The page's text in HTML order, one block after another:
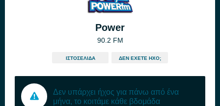
Power
90.2 FM
ΙΣΤΟΣΕΛΊΔΑ ΔΕΝ ΈΧΕΤΕ ΉΧΟ;
Δεν υπάρχει ήχος για πάνω από ένα
μήνα, το κοιτάμε κάθε βδομάδα